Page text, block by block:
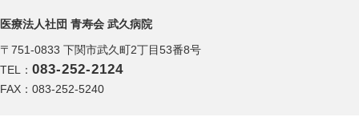
医療法人社団 青寿会 武久病院
〒751-0833 下関市武久町2丁目53番8号
TEL： 083-252-2124
FAX：083-252-5240